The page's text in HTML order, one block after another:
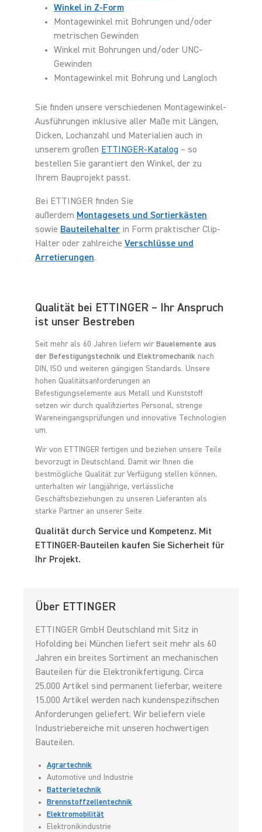
Winkel in Z-Form
Montagewinkel mit Bohrungen und/oder
metrischen Gewinden
Winkel mit Bohrungen und/oder UNC-
Gewinden
Montagewinkel mit Bohrung und Langloch
Sie finden unsere verschiedenen Montagewinkel-
Ausführungen inklusive aller Maße mit Längen,
Dicken, Lochanzahl und Materialien auch in
unserem großen ETTINGER-Katalog – so
bestellen Sie garantiert den Winkel, der zu
Ihrem Bauprojekt passt.
Bei ETTINGER finden Sie
außerdem Montagesets und Sortierkästen
sowie Bauteilehalter in Form praktischer Clip-
Halter oder zahlreiche Verschlüsse und
Arretierungen.
Qualität bei ETTINGER – Ihr Anspruch
ist unser Bestreben
Seit mehr als 60 Jahren liefern wir Bauelemente aus
der Befestigungstechnik und Elektromechanik nach
DIN, ISO und weiteren gängigen Standards. Unsere
hohen Qualitätsanforderungen an
Befestigungselemente aus Metall und Kunststoff
setzen wir durch qualifiziertes Personal, strenge
Wareneingangsprüfungen und innovative Technologien
um.
Wir von ETTINGER fertigen und beziehen unsere Teile
bevorzugt in Deutschland. Damit wir Ihnen die
bestmögliche Qualität zur Verfügung stellen können,
unterhalten wir langjährige, verlässliche
Geschäftsbeziehungen zu unseren Lieferanten als
starke Partner an unserer Seite.
Qualität durch Service und Kompetenz. Mit
ETTINGER-Bauteilen kaufen Sie Sicherheit für
Ihr Projekt.
Über ETTINGER
ETTINGER GmbH Deutschland mit Sitz in
Hofolding bei München liefert seit mehr als 60
Jahren ein breites Sortiment an mechanischen
Bauteilen für die Elektronikfertigung. Circa
25.000 Artikel sind permanent lieferbar, weitere
15.000 Artikel werden nach kundenspezifischen
Anforderungen geliefert. Wir beliefern viele
Industriebereiche mit unseren hochwertigen
Bauteilen.
Agrartechnik
Automotive und Industrie
Batterietechnik
Brennstoffzellentechnik
Elektromobilität
Elektronikindustrie